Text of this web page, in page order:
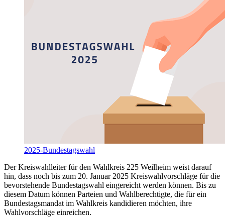
2025-Bundestagswahl
Der Kreiswahlleiter für den Wahlkreis 225 Weilheim weist darauf
hin, dass noch bis zum 20. Januar 2025 Kreiswahlvorschläge für die
bevorstehende Bundestagswahl eingereicht werden können. Bis zu
diesem Datum können Parteien und Wahlberechtigte, die für ein
Bundestagsmandat im Wahlkreis kandidieren möchten, ihre
Wahlvorschläge einreichen.